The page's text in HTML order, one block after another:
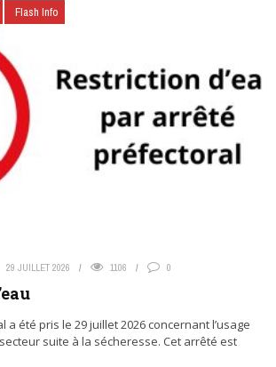
Flash Info
29 JUILLET 2026 1106 0
été pris le 29 juillet 2026 concernant l’usage
suite à la sécheresse. Cet arrêté est